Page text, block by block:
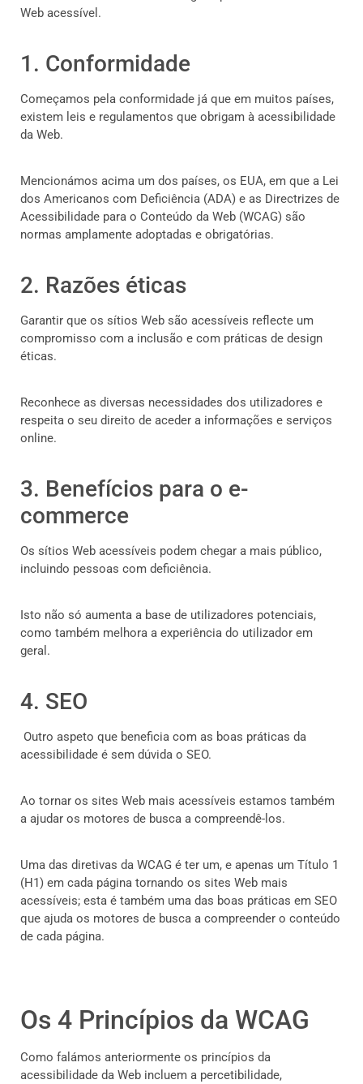
Web acessível.
1. Conformidade
Começamos pela conformidade já que em muitos países,
existem leis e regulamentos que obrigam à acessibilidade
da Web.
Mencionámos acima um dos países, os EUA, em que a Lei
dos Americanos com Deficiência (ADA) e as Directrizes de
Acessibilidade para o Conteúdo da Web (WCAG) são
normas amplamente adoptadas e obrigatórias.
2. Razões éticas
Garantir que os sítios Web são acessíveis reflecte um
compromisso com a inclusão e com práticas de design
éticas.
Reconhece as diversas necessidades dos utilizadores e
respeita o seu direito de aceder a informações e serviços
online.
3. Benefícios para o e-
commerce
Os sítios Web acessíveis podem chegar a mais público,
incluindo pessoas com deficiência.
Isto não só aumenta a base de utilizadores potenciais,
como também melhora a experiência do utilizador em
geral.
4. SEO
Outro aspeto que beneficia com as boas práticas da
acessibilidade é sem dúvida o SEO.
Ao tornar os sites Web mais acessíveis estamos também
a ajudar os motores de busca a compreendê-los.
Uma das diretivas da WCAG é ter um, e apenas um Título 1
(H1) em cada página tornando os sites Web mais
acessíveis; esta é também uma das boas práticas em SEO
que ajuda os motores de busca a compreender o conteúdo
de cada página.
Os 4 Princípios da WCAG
Como falámos anteriormente os princípios da
acessibilidade da Web incluem a percetibilidade,